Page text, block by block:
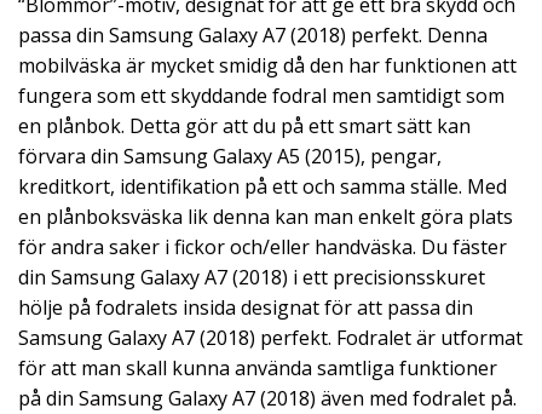
passa din Samsung Galaxy A7 (2018) perfekt. Denna
mobilväska är mycket smidig då den har funktionen att
fungera som ett skyddande fodral men samtidigt som
en plånbok. Detta gör att du på ett smart sätt kan
förvara din Samsung Galaxy A5 (2015), pengar,
kreditkort, identifikation på ett och samma ställe. Med
en plånboksväska lik denna kan man enkelt göra plats
för andra saker i fickor och/eller handväska. Du fäster
din Samsung Galaxy A7 (2018) i ett precisionsskuret
hölje på fodralets insida designat för att passa din
Samsung Galaxy A7 (2018) perfekt. Fodralet är utformat
för att man skall kunna använda samtliga funktioner
på din Samsung Galaxy A7 (2018) även med fodralet på.